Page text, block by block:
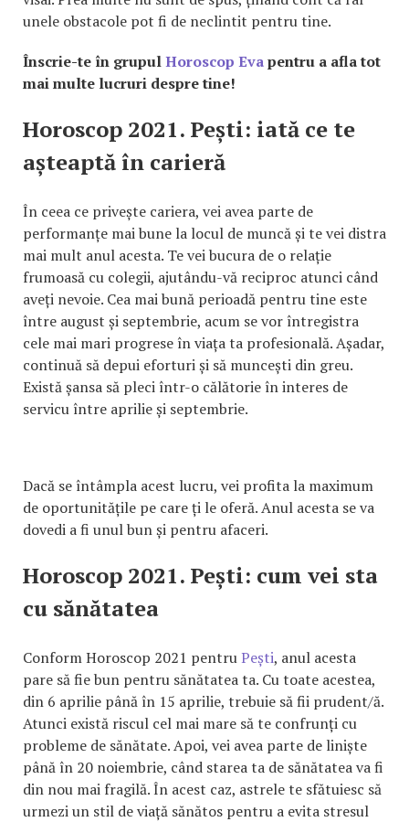
unele obstacole pot fi de neclintit pentru tine.
Înscrie-te în grupulHoroscop Evapentru a afla tot
mai multe lucruri despre tine!
Horoscop 2021. Pești: iată ce te
așteaptă în carieră
În ceea ce privește cariera, vei avea parte de
performanțe mai bune la locul de muncă și te vei distra
mai mult anul acesta. Te vei bucura de o relație
frumoasă cu colegii, ajutându-vă reciproc atunci când
aveți nevoie. Cea mai bună perioadă pentru tine este
între august și septembrie, acum se vor întregistra
cele mai mari progrese în viața ta profesională. Așadar,
continuă să depui eforturi și să muncești din greu.
Există șansa să pleci într-o călătorie în interes de
servicu între aprilie și septembrie.
Dacă se întâmpla acest lucru, vei profita la maximum
de oportunitățile pe care ți le oferă. Anul acesta se va
dovedi a fi unul bun și pentru afaceri.
Horoscop 2021. Pești: cum vei sta
cu sănătatea
Conform Horoscop 2021 pentruPești, anul acesta
pare să fie bun pentru sănătatea ta. Cu toate acestea,
din 6 aprilie până în 15 aprilie, trebuie să fii prudent/ă.
Atunci există riscul cel mai mare să te confrunți cu
probleme de sănătate. Apoi, vei avea parte de liniște
până în 20 noiembrie, când starea ta de sănătatea va fi
din nou mai fragilă. În acest caz, astrele te sfătuiesc să
urmezi un stil de viață sănătos pentru a evita stresul